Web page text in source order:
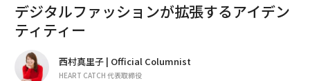
デジタルファッションが拡張するアイデン
ティティー
西村真里子 | Official Columnist
HEART CATCH 代表取締役